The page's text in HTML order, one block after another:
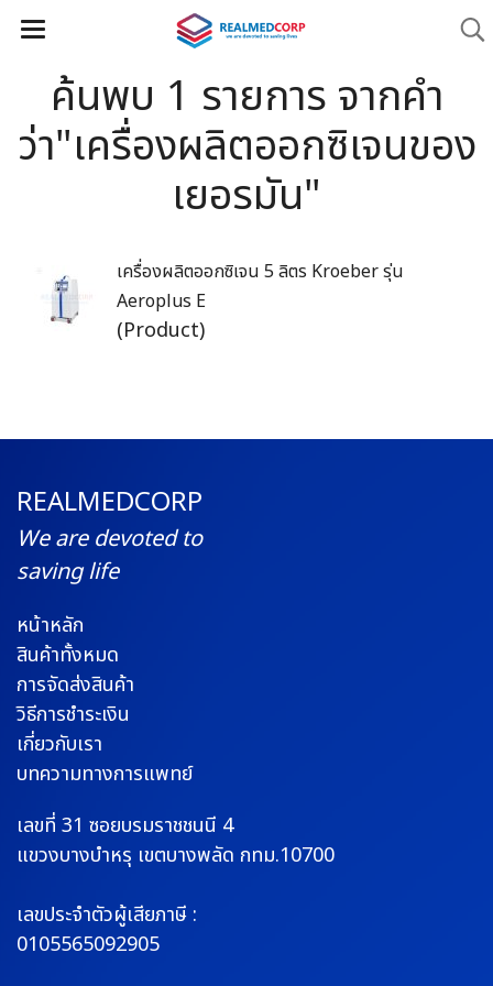
ค้นพบ 1 รายการ จากคำ
ว่า"เครื่องผลิตออกซิเจนของ
เยอรมัน"
เครื่องผลิตออกซิเจน 5 ลิตร Kroeber รุ่น
Aeroplus E
(Product)
REALMEDCORP
We are devoted to
saving life
หน้าหลัก
สินค้าทั้งหมด
การจัดส่งสินค้า
วิธีการชำระเงิน
เกี่ยวกับเรา
บทความทางการแพทย์
เลขที่ 31 ซอยบรมราชชนนี 4
แขวงบางบำหรุ เขตบางพลัด กทม.10700
เลขประจำตัวผู้เสียภาษี :
0105565092905